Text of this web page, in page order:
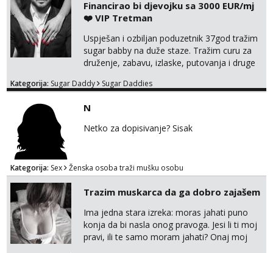
Anđela
Čekam tvoj poziv!
Tel:064/677-677 - Kod: #142
tel:0,93€ - mob:1,12€ min
Financirao bi djevojku sa 3000 EUR/mj
❤️ VIP Tretman
Uspješan i ozbiljan poduzetnik 37god tražim
sugar babby na duže staze. Tražim curu za
druženje, zabavu, izlaske, putovanja i druge
otvorena, komunikativna, zgodna i atraktivna
markodalic37@gmail.com
Kategorija: Sugar Daddy Sugar Daddies
N
Netko za dopisivanje? Sisak
Kategorija: Sex Ženska osoba traži mušku osobu
Trazim muskarca da ga dobro zajašem
Ima jedna stara izreka: moras jahati puno
konja da bi nasla onog pravoga. Jesi li ti moj
pravi, ili te samo moram jahati? Onaj moj